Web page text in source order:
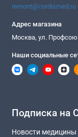
remont@cordismed.ru
Адрес магазина
Москва, ул.
Наши социальные
Подписка на
Новости медицины